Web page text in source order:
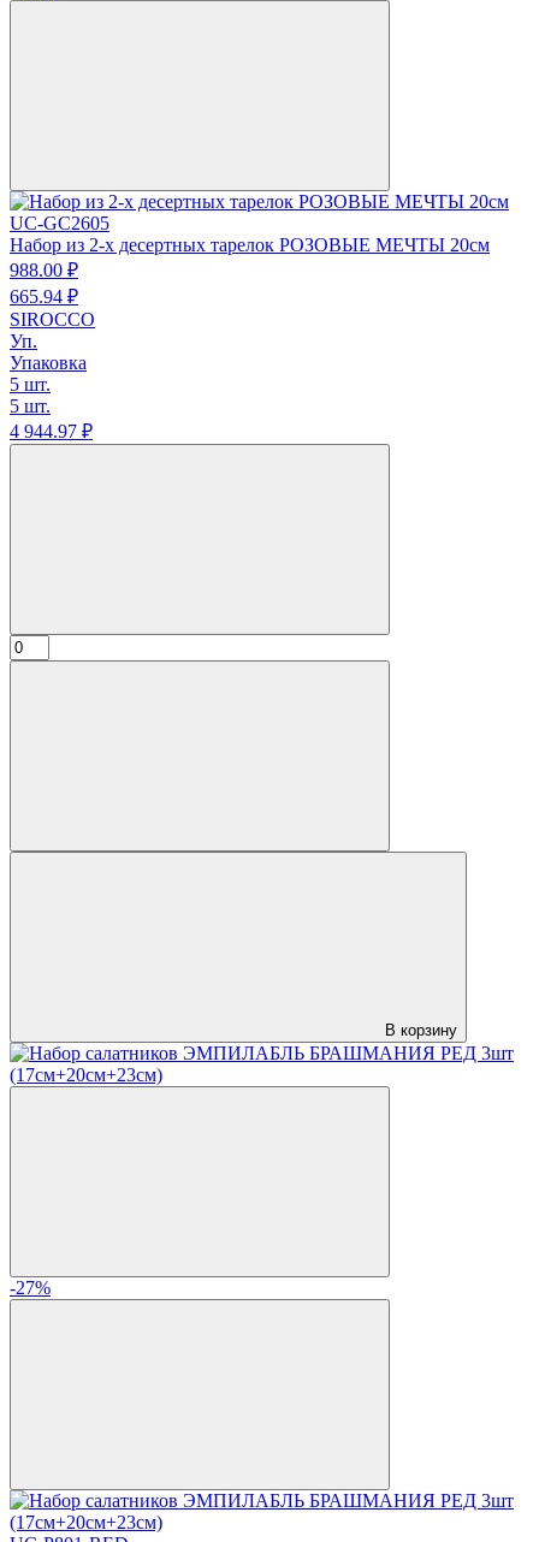
UC-GC2605
Набор из 2-х десертных тарелок РОЗОВЫЕ МЕЧТЫ 20см
988.00 ₽
665.94 ₽
SIROCCO
Уп.
Упаковка
5 шт.
5 шт.
4 944.97 ₽
В корзину
-27%